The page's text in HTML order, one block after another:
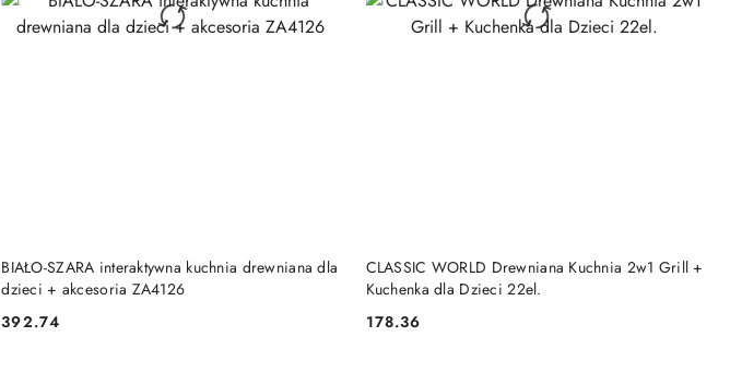
BIAŁO-SZARA interaktywna kuchnia drewniana dla
dzieci + akcesoria ZA4126
Cena:
392.74
DO KOSZYKA
CLASSIC WORLD Drewniana Kuchnia 2w1 Grill +
Kuchenka dla Dzieci 22el.
Cena:
178.36
DO KOSZYKA